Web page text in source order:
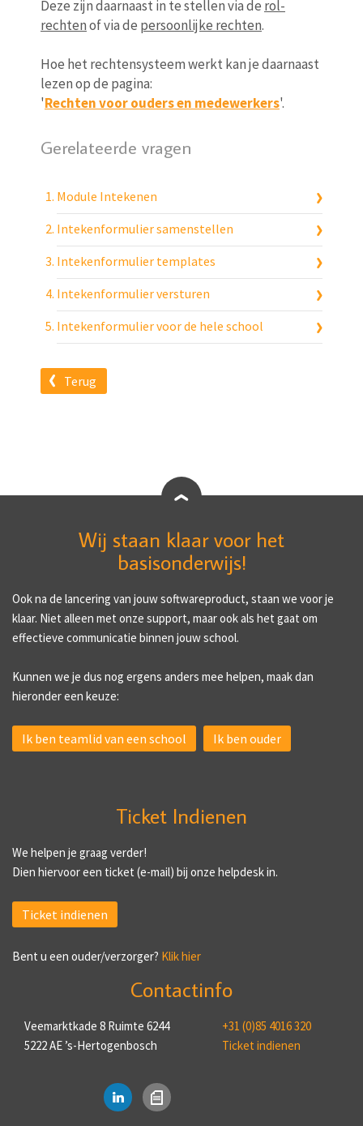
Deze zijn daarnaast in te stellen via de rol-
rechtenof via de persoonlijke rechten.
Hoe het rechtensysteem werkt kan je daarnaast
lezen op de pagina:
'Rechten voor ouders en medewerkers'.
Gerelateerde vragen
Module Intekenen
Intekenformulier samenstellen
Intekenformulier templates
Intekenformulier versturen
Intekenformulier voor de hele school
Terug
Wij staan klaar voor het
basisonderwijs!
Ook na de lancering van jouw softwareproduct, staan we voor je
klaar. Niet alleen met onze support, maar ook als het gaat om
effectieve communicatie binnen jouw school.
Kunnen we je dus nog ergens anders mee helpen, maak dan
hieronder een keuze:
Ik ben teamlid van een school Ik ben ouder
Ticket Indienen
We helpen je graag verder!
Dien hiervoor een ticket (e-mail) bij onze helpdesk in.
Ticket indienen
Bent u een ouder/verzorger? Klik hier
Contactinfo
Veemarktkade 8 Ruimte 6244
5222 AE ’s-Hertogenbosch
+31 (0)85 4016 320
Ticket indienen